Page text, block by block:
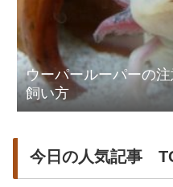
ウーパールーパーの
飼い方
今日の人気記事